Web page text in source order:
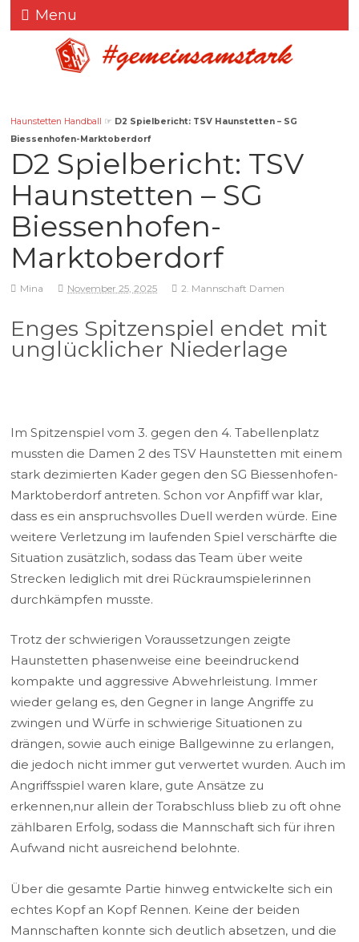
Menu
Haunstetten Handball ☞ D2 Spielbericht: TSV Haunstetten – SG
Biessenhofen-Marktoberdorf
D2 Spielbericht: TSV
Haunstetten – SG
Biessenhofen-
Marktoberdorf
Mina November 25, 2025 2. Mannschaft Damen
Enges Spitzenspiel endet mit
unglücklicher Niederlage
Im Spitzenspiel vom 3. gegen den 4. Tabellenplatz
mussten die Damen 2 des TSV Haunstetten mit einem
stark dezimierten Kader gegen den SG Biessenhofen-
Marktoberdorf antreten. Schon vor Anpfiff war klar,
dass es ein anspruchsvolles Duell werden würde. Eine
weitere Verletzung im laufenden Spiel verschärfte die
Situation zusätzlich, sodass das Team über weite
Strecken lediglich mit drei Rückraumspielerinnen
durchkämpfen musste.
Trotz der schwierigen Voraussetzungen zeigte
Haunstetten phasenweise eine beeindruckend
kompakte und aggressive Abwehrleistung. Immer
wieder gelang es, den Gegner in lange Angriffe zu
zwingen und Würfe in schwierige Situationen zu
drängen, sowie auch einige Ballgewinne zu erlangen,
die jedoch nicht immer gut verwertet wurden. Auch im
Angriffsspiel waren klare, gute Ansätze zu
erkennen,nur allein der Torabschluss blieb zu oft ohne
zählbaren Erfolg, sodass die Mannschaft sich für ihren
Aufwand nicht ausreichend belohnte.
Über die gesamte Partie hinweg entwickelte sich ein
echtes Kopf an Kopf Rennen. Keine der beiden
Mannschaften konnte sich deutlich absetzen, und die